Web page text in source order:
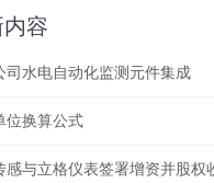
容
司水电自动化监测元件集成
位换算公式
感与立格仪表签署增资并股